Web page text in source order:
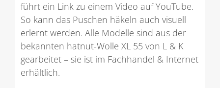
führt ein Link zu einem Video auf YouTube.
So kann das Puschen häkeln auch visuell
erlernt werden. Alle Modelle sind aus der
bekannten hatnut-Wolle XL 55 von L & K
gearbeitet – sie ist im Fachhandel & Internet
erhältlich.